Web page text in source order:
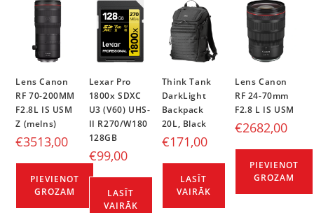
Lens Canon
RF 70-200MM
F2.8L IS USM
Z (melns)
€3513,00
PIEVIENOT
GROZAM
Lexar Pro
1800x SDXC
U3 (V60) UHS-
II R270/W180
128GB
€99,00
LASĪT
VAIRĀK
Think Tank
DarkLight
Backpack
20L, Black
€171,00
LASĪT
VAIRĀK
Lens Canon
RF 24-70mm
F2.8 L IS USM
€2682,00
PIEVIENOT
GROZAM